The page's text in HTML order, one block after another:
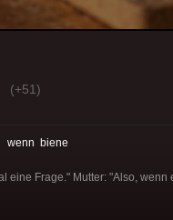
(+51)
wenn biene
eine Frage." Mutter: "Also,